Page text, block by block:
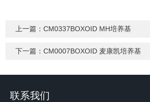
上一篇：CM0337BOXOID MH培养基
下一篇：CM0007BOXOID 麦康凯培养基
联系我们